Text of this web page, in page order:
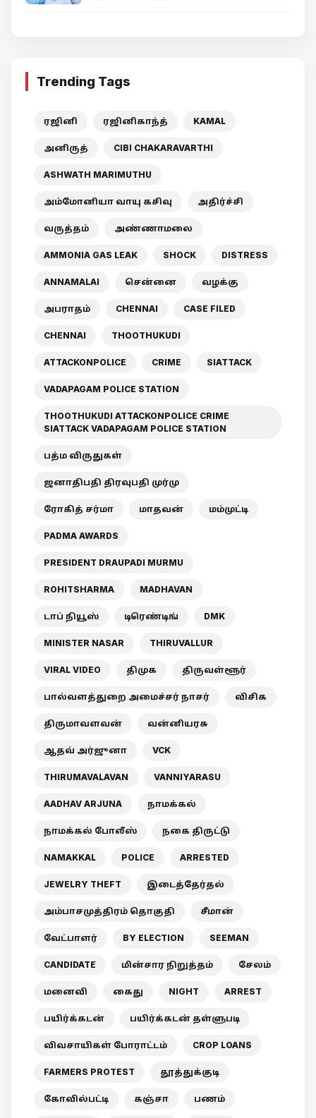
Trending Tags
ரஜினி ரஜினிகாந்த் KAMAL
அனிருத் CIBI CHAKARAVARTHI
ASHWATH MARIMUTHU
அம்மோனியா வாயு கசிவு அதிர்ச்சி
வருத்தம் அண்ணாமலை
AMMONIA GAS LEAK SHOCK DISTRESS
ANNAMALAI சென்னை வழக்கு
அபராதம் CHENNAI CASE FILED
CHENNAI THOOTHUKUDI
ATTACKONPOLICE CRIME SIATTACK
VADAPAGAM POLICE STATION
THOOTHUKUDI ATTACKONPOLICE CRIME
SIATTACK VADAPAGAM POLICE STATION
பத்ம விருதுகள்
ஜனாதிபதி திரவுபதி முர்மு
ரோகித் சர்மா மாதவன் மம்முட்டி
PADMA AWARDS
PRESIDENT DRAUPADI MURMU
ROHITSHARMA MADHAVAN
டாப் நியூஸ் டிரெண்டிங் DMK
MINISTER NASAR THIRUVALLUR
VIRAL VIDEO திமுக திருவள்ளூர்
பால்வளத்துறை அமைச்சர் நாசர் விசிக
திருமாவளவன் வன்னியரசு
ஆதவ் அர்ஜுனா VCK
THIRUMAVALAVAN VANNIYARASU
AADHAV ARJUNA நாமக்கல்
நாமக்கல் போலீஸ் நகை திருட்டு
NAMAKKAL POLICE ARRESTED
JEWELRY THEFT இடைத்தேர்தல்
அம்பாசமுத்திரம் தொகுதி சீமான்
வேட்பாளர் BY ELECTION SEEMAN
CANDIDATE மின்சார நிறுத்தம் சேலம்
மனைவி கைது NIGHT ARREST
பயிர்க்கடன் பயிர்க்கடன் தள்ளுபடி
விவசாயிகள் போராட்டம் CROP LOANS
FARMERS PROTEST தூத்துக்குடி
கோவில்பட்டி கஞ்சா பணம்